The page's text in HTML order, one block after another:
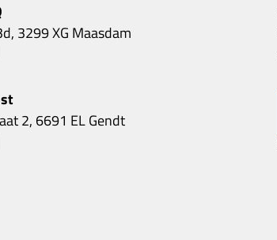
3299 XG Maasdam
2, 6691 EL Gendt